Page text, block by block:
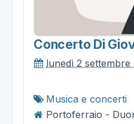
Concerto Di
lunedì 2 settembre
Musica e concerti
Portoferraio -